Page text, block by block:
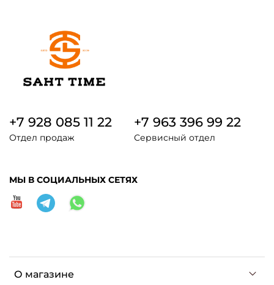
О магазине
+7 928 085 11 22
Отдел продаж
+7 963 396 99 22
Сервисный отдел
МЫ В СОЦИАЛЬНЫХ СЕТЯХ